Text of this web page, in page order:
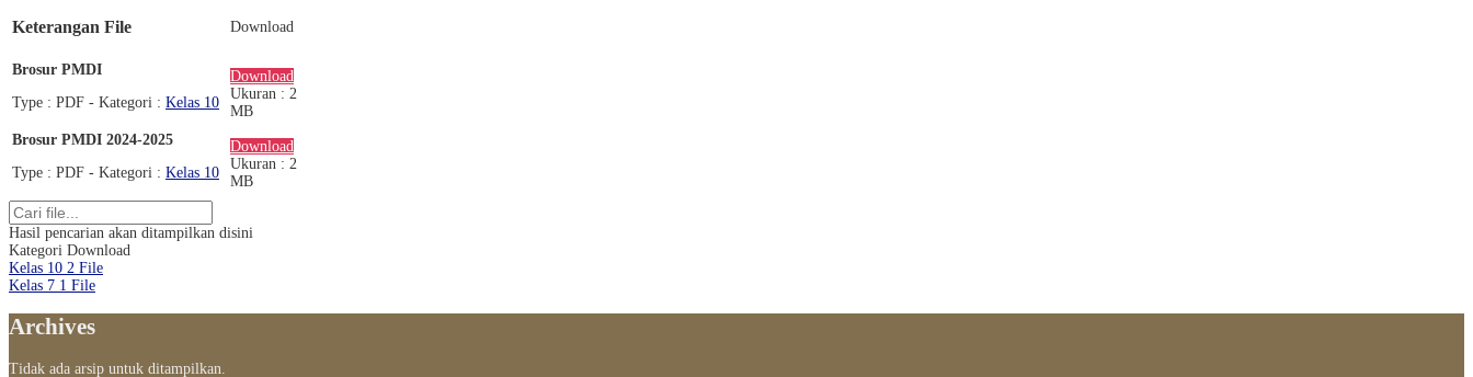
Keterangan File Download
Brosur PMDI
Type : PDF - Kategori : Kelas 10
Download
Ukuran : 2
MB
Brosur PMDI 2024-2025
Type : PDF - Kategori : Kelas 10
Download
Ukuran : 2
MB
Hasil pencarian akan ditampilkan disini
Kategori Download
Kelas 10 2 File
Kelas 7 1 File
Archives
Tidak ada arsip untuk ditampilkan.